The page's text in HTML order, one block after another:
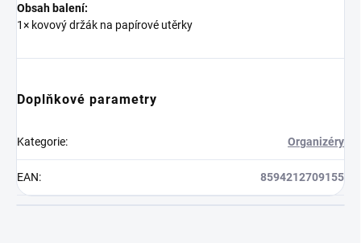
Obsah balení:
1× kovový držák na papírové utěrky
Doplňkové parametry
Kategorie: Organizéry
EAN: 8594212709155